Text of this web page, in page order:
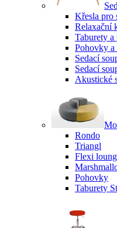
Křesla pro
Relaxační
Taburety
Pohovky a
Sedací
Sedací
Akustické
Rondo
Triangl
Flexi
Pohovky
Taburety